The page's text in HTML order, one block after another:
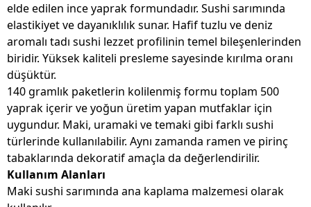
elde edilen ince yaprak formundadır. Sushi sarımında
elastikiyet ve dayanıklılık sunar. Hafif tuzlu ve deniz
aromalı tadı sushi lezzet profilinin temel bileşenlerinden
biridir. Yüksek kaliteli presleme sayesinde kırılma oranı
düşüktür.
140 gramlık paketlerin kolilenmiş formu toplam 500
yaprak içerir ve yoğun üretim yapan mutfaklar için
uygundur. Maki, uramaki ve temaki gibi farklı sushi
türlerinde kullanılabilir. Aynı zamanda ramen ve pirinç
tabaklarında dekoratif amaçla da değerlendirilir.
Kullanım Alanları
Maki sushi sarımında ana kaplama malzemesi olarak